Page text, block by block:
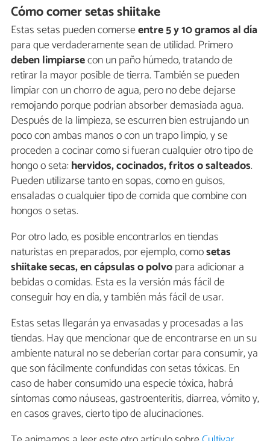
Cómo comer setas shiitake
Estas setas pueden comerseentre 5 y 10 gramos al día
para que verdaderamente sean de utilidad. Primero
deben limpiarsecon un paño húmedo, tratando de
retirar la mayor posible de tierra. También se pueden
limpiar con un chorro de agua, pero no debe dejarse
remojando porque podrían absorber demasiada agua.
Después de la limpieza, se escurren bien estrujando un
poco con ambas manos o con un trapo limpio, y se
proceden a cocinar como si fueran cualquier otro tipo de
hongo o seta:hervidos, cocinados, fritos o salteados.
Pueden utilizarse tanto en sopas, como en guisos,
ensaladas o cualquier tipo de comida que combine con
hongos o setas.
Por otro lado, es posible encontrarlos en tiendas
naturistas en preparados, por ejemplo, comosetas
shiitake secas, en cápsulas o polvopara adicionar a
bebidas o comidas. Esta es la versión más fácil de
conseguir hoy en día, y también más fácil de usar.
Estas setas llegarán ya envasadas y procesadas a las
tiendas. Hay que mencionar que de encontrarse en un su
ambiente natural no se deberían cortar para consumir, ya
que son fácilmente confundidas con setas tóxicas. En
caso de haber consumido una especie tóxica, habrá
síntomas como náuseas, gastroenteritis, diarrea, vómito y,
en casos graves, cierto tipo de alucinaciones.